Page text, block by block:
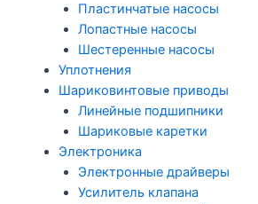
Пластинчатые насосы
Лопастные насосы
Шестеренные насосы
Уплотнения
Шариковинтовые приводы
Линейные подшипники
Шариковые каретки
Электроника
Электронные драйверы
Усилитель клапана